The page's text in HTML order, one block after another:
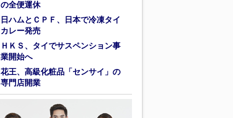
の全便運休
日ハムとＣＰＦ、日本で冷凍タイ
カレー発売
ＨＫＳ、タイでサスペンション事
業開始へ
花王、高級化粧品「センサイ」の
専門店開業